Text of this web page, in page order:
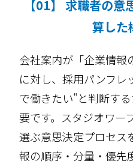
【01】 求職者の
算した
会社案内が「企業情報
に対し、採用パンフレ
で働きたい"と判断す
要です。スタジオワー
選ぶ意思決定プロセス
報の順序・分量・優先